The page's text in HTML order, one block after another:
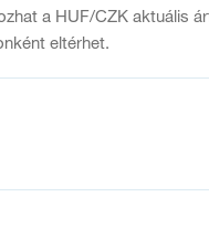
a HUF/CZK aktuális
eltérhet.